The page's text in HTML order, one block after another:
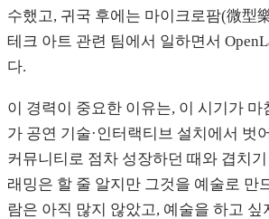
수했고, 귀국 후에는 마이크로팜(微型
테크 아트 관련 팀에서 일하면서
다.
이 경력이 중요한 이유는, 이 시기가 마
가 공연 기술·인터랙티브 설치에서 벗
커뮤니티로 점차 성장하던 때와 겹치
래밍은 할 줄 알지만 그것을 예술로 만
람은 아직 많지 않았고, 예술을 하고 싶